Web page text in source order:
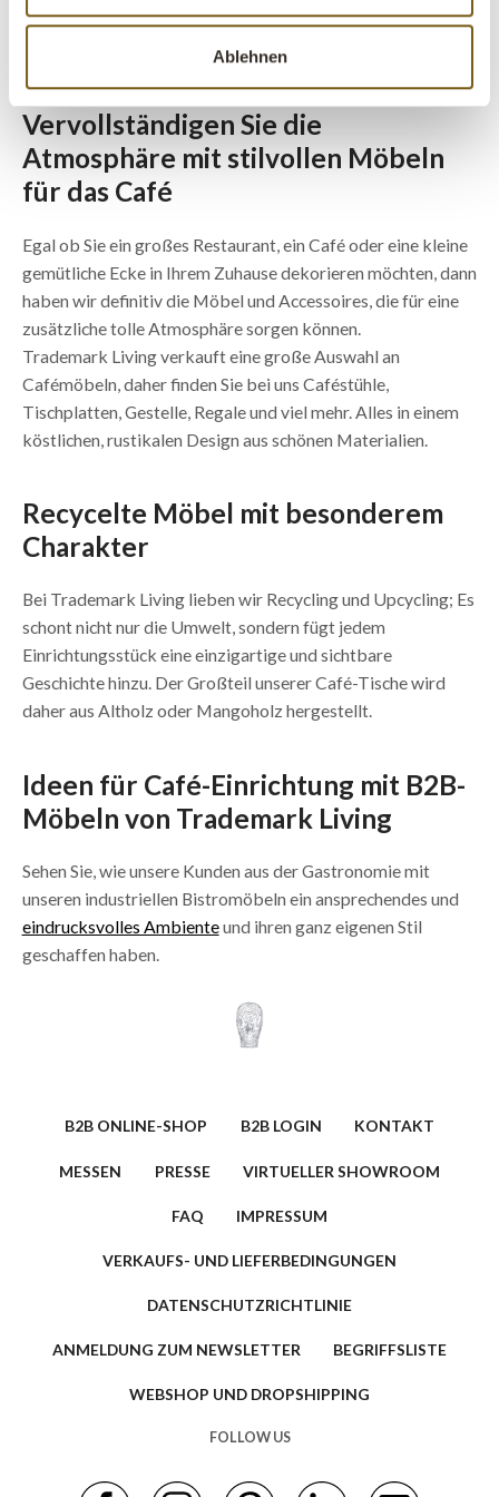
Ablehnen
ALLE PRODUKTE ANZEIGEN
Vervollständigen Sie die
Atmosphäre mit stilvollen Möbeln
für das Café
Egal ob Sie ein großes Restaurant, ein Café oder eine kleine
gemütliche Ecke in Ihrem Zuhause dekorieren möchten, dann
haben wir definitiv die Möbel und Accessoires, die für eine
zusätzliche tolle Atmosphäre sorgen können.
Trademark Living verkauft eine große Auswahl an
Cafémöbeln, daher finden Sie bei uns Caféstühle,
Tischplatten, Gestelle, Regale und viel mehr. Alles in einem
köstlichen, rustikalen Design aus schönen Materialien.
Recycelte Möbel mit besonderem
Charakter
Bei Trademark Living lieben wir Recycling und Upcycling; Es
schont nicht nur die Umwelt, sondern fügt jedem
Einrichtungsstück eine einzigartige und sichtbare
Geschichte hinzu. Der Großteil unserer Café-Tische wird
daher aus Altholz oder Mangoholz hergestellt.
Ideen für Café-Einrichtung mit B2B-
Möbeln von Trademark Living
Sehen Sie, wie unsere Kunden aus der Gastronomie mit
unseren industriellen Bistromöbeln ein ansprechendes und
eindrucksvolles Ambienteund ihren ganz eigenen Stil
geschaffen haben.
B2B ONLINE-SHOP B2B LOGIN KONTAKT
MESSEN PRESSE VIRTUELLER SHOWROOM
FAQ IMPRESSUM
VERKAUFS- UND LIEFERBEDINGUNGEN
DATENSCHUTZRICHTLINIE
ANMELDUNG ZUM NEWSLETTER BEGRIFFSLISTE
WEBSHOP UND DROPSHIPPING
FOLLOW US